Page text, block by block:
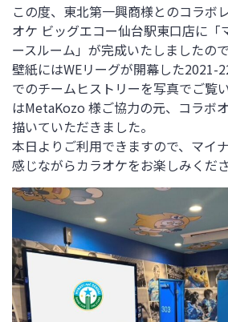
この度、東北第一興商様とのコラボ
オケ ビッグエコー仙台駅東口店に「
ースルーム」が完成いたしましたの
壁紙にはWEリーグが開幕した2021-
でのチームヒストリーを写真でご覧
はMetaKozo 様ご協力の元、コラボ
描いていただきました。
本日よりご利用できますので、マイ
感じながらカラオケをお楽しみくださ